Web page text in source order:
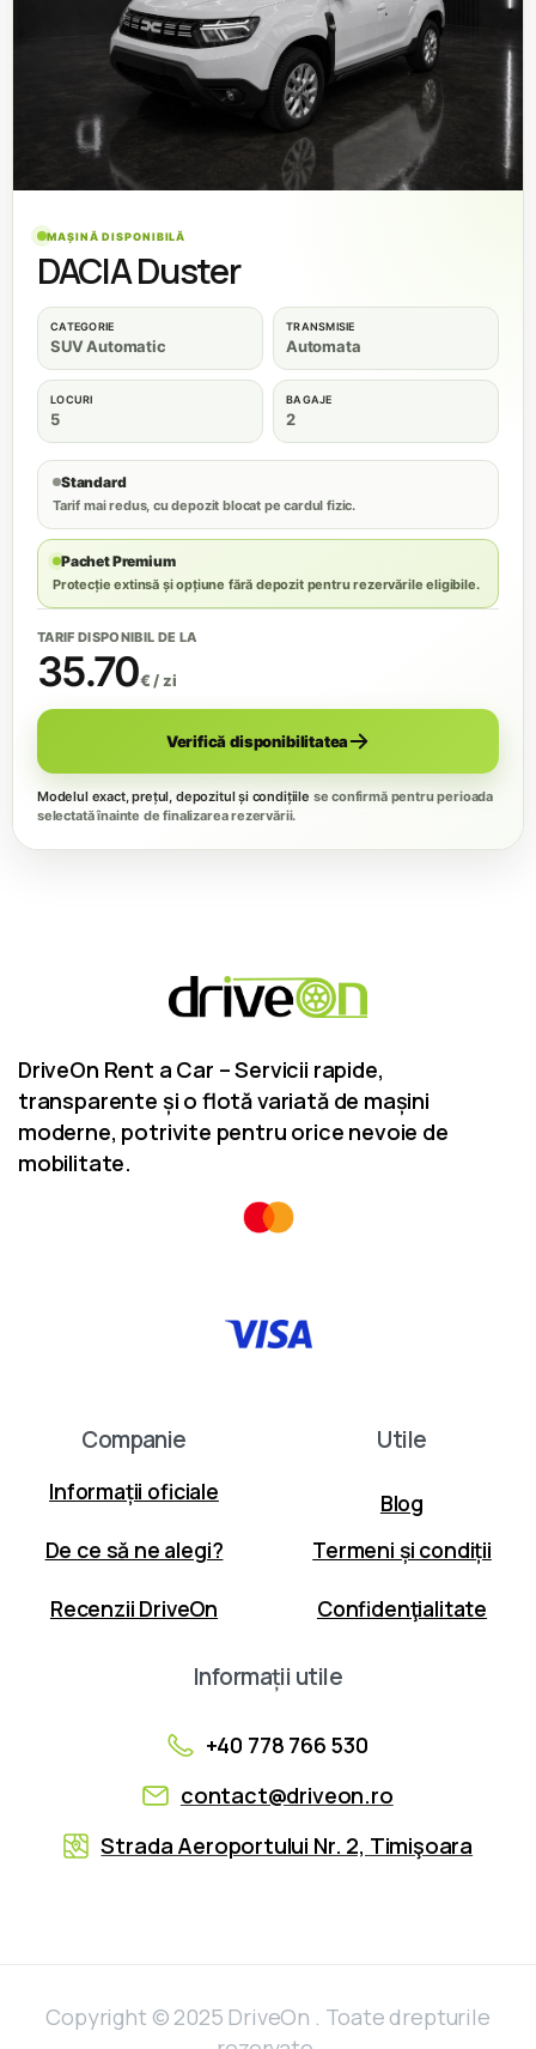
MAȘINĂ DISPONIBILĂ
DACIA Duster
CATEGORIE
SUV Automatic
TRANSMISIE
Automata
LOCURI
5
BAGAJE
2
Standard
Tarif mai redus, cu depozit blocat pe cardul fizic.
Pachet Premium
Protecție extinsă și opțiune fără depozit pentru rezervările eligibile.
TARIF DISPONIBIL DE LA
35.70€ / zi
Verifică disponibilitatea
Modelul exact, prețul, depozitul și condițiile se confirmă pentru perioada
selectată înainte de finalizarea rezervării.
DriveOn Rent a Car – Servicii rapide,
transparente și o flotă variată de mașini
moderne, potrivite pentru orice nevoie de
mobilitate.
Companie
Informații oficiale
De ce să ne alegi?
Recenzii DriveOn
Utile
Blog
Termeni și condiții
Confidenţialitate
Informații utile
+40 778 766 530
contact@driveon.ro
Strada Aeroportului Nr. 2, Timişoara
Copyright © 2025 DriveOn . Toate drepturile